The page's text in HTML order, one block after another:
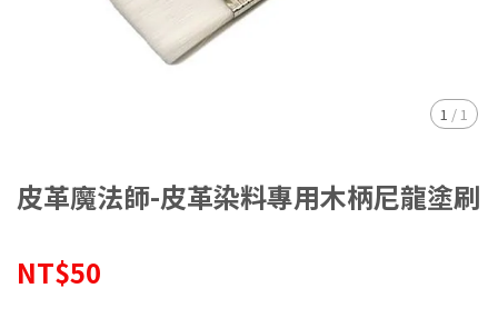
1 / 1
皮革魔法師-皮革染料專用木柄尼龍塗刷
NT$50